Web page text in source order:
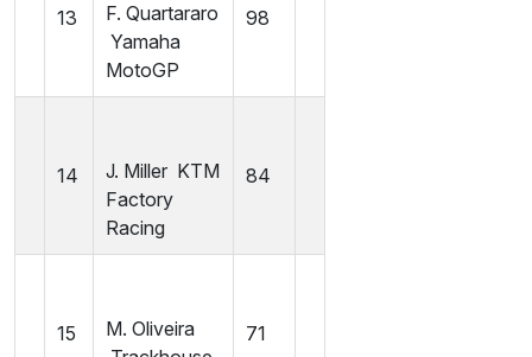
13
F. Quartararo
Yamaha
MotoGP
98
14 J. Miller KTM
Factory
Racing
84
15
M. Oliveira
71